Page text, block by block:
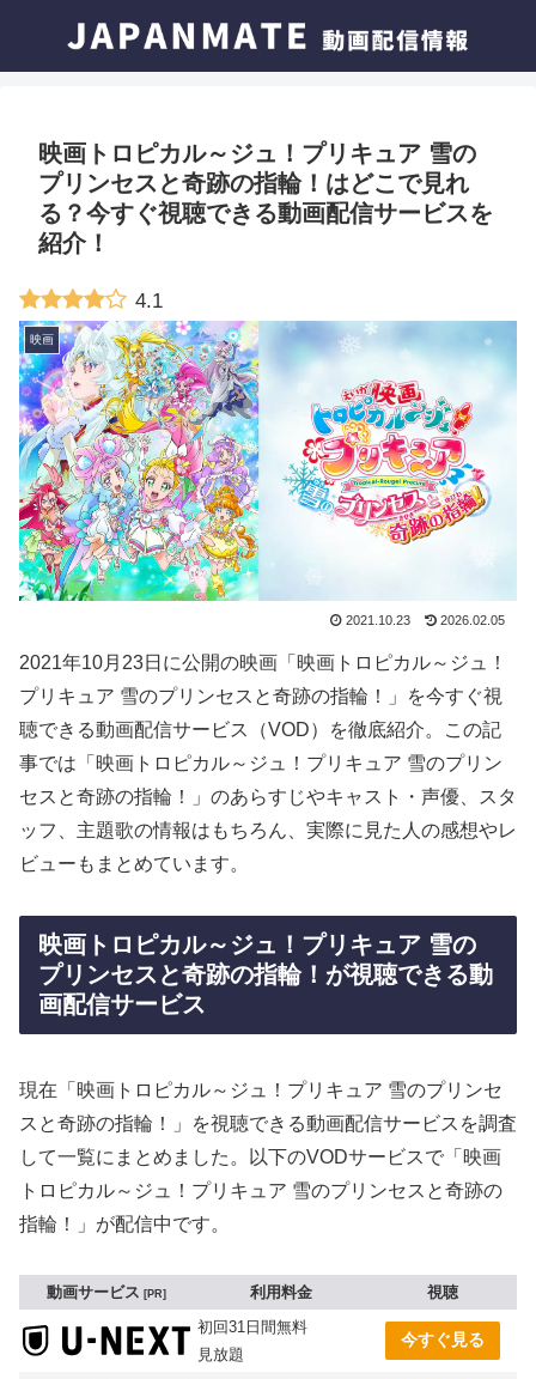
映画トロピカル～ジュ！プリキュア 雪の
プリンセスと奇跡の指輪！はどこで見れ
る？今すぐ視聴できる動画配信サービスを
紹介！
4.1
映画
2021.10.23 2026.02.05
2021年10月23日に公開の映画「映画トロピカル～ジュ！
プリキュア 雪のプリンセスと奇跡の指輪！」を今すぐ視
聴できる動画配信サービス（VOD）を徹底紹介。この記
事では「映画トロピカル～ジュ！プリキュア 雪のプリン
セスと奇跡の指輪！」のあらすじやキャスト・声優、スタ
ッフ、主題歌の情報はもちろん、実際に見た人の感想やレ
ビューもまとめています。
映画トロピカル～ジュ！プリキュア 雪の
プリンセスと奇跡の指輪！が視聴できる動
画配信サービス
現在「映画トロピカル～ジュ！プリキュア 雪のプリンセ
スと奇跡の指輪！」を視聴できる動画配信サービスを調査
して一覧にまとめました。以下のVODサービスで「映画
トロピカル～ジュ！プリキュア 雪のプリンセスと奇跡の
指輪！」が配信中です。
動画サービス PR 利用料金
視聴
初回31日間無料
見放題
今すぐ見る